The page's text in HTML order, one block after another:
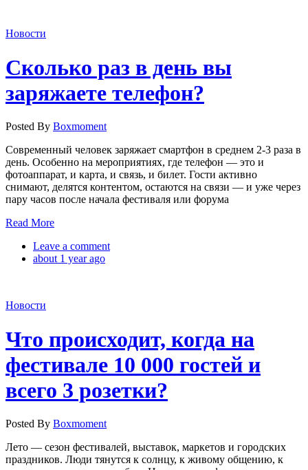
Новости
Cколько раз в день вы
заряжаете телефон?
Posted By Boxmoment
Современный человек заряжает смартфон в среднем 2-3 раза в
день. Особенно на мероприятиях, где телефон — это и
фотоаппарат, и карта, и связь, и билет. Гости активно
снимают, делятся контентом, остаются на связи — и уже через
пару часов после начала фестиваля или форума
Read More
Leave a comment
about 1 year ago
Новости
Что происходит, когда на
фестивале 10 000 гостей и
всего 3 розетки?
Posted By Boxmoment
Лето — сезон фестивалей, выставок, маркетов и городских
праздников. Люди тянутся к солнцу, к живому общению, к